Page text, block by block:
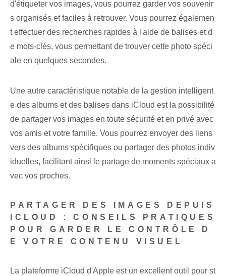
d'étiqueter vos images, vous pourrez garder vos souvenir
s organisés et faciles à retrouver. Vous pourrez égalemen
t effectuer des recherches rapides à l'aide de balises et d
e mots-clés, vous permettant de trouver cette photo spéci
ale en quelques secondes.
Une autre caractéristique notable de la gestion intelligent
e des albums et des balises dans iCloud est la possibilité
de partager vos images en toute sécurité et en privé avec
vos amis et votre famille. Vous pourrez envoyer des liens
vers des albums spécifiques ou partager des photos indiv
iduelles, facilitant ainsi le partage de moments spéciaux a
vec vos proches.
PARTAGER DES IMAGES DEPUIS
ICLOUD : CONSEILS PRATIQUES
POUR GARDER LE CONTRÔLE D
E VOTRE CONTENU VISUEL
La plateforme iCloud d'Apple est un excellent outil pour st